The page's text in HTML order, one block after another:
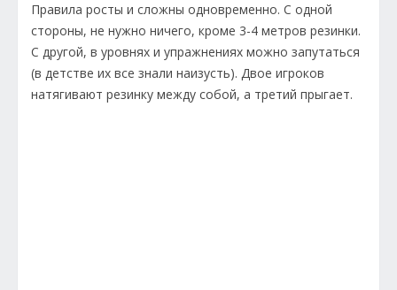
Правила росты и сложны одновременно. С одной
стороны, не нужно ничего, кроме 3-4 метров резинки.
С другой, в уровнях и упражнениях можно запутаться
(в детстве их все знали наизусть). Двое игроков
натягивают резинку между собой, а третий прыгает.